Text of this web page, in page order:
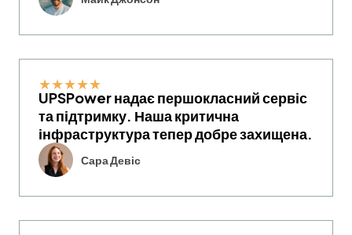
★★★★★
UPSPower надає першокласний сервіс
та підтримку. Наша критична
інфраструктура тепер добре захищена.
Сара Девіс